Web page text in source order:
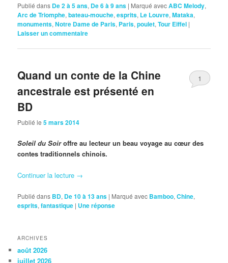
Publié dans De 2 à 5 ans, De 6 à 9 ans | Marqué avecABC Melody,
Arc de Triomphe,bateau-mouche,esprits, Le Louvre,Mataka,
monuments,Notre Dame de Paris, Paris,poulet,Tour Eiffel |
Laisser un commentaire
Quand un conte de la Chine
ancestrale est présenté en
BD
Publié le5 mars 2014
1
Soleil du Soiroffre au lecteur un beau voyage au cœur des
contes traditionnels chinois.
Continuer la lecture →
Publié dans BD, De 10 à 13 ans | Marqué avec Bamboo,Chine,
esprits,fantastique | Uneréponse
ARCHIVES
août 2026
juillet 2026